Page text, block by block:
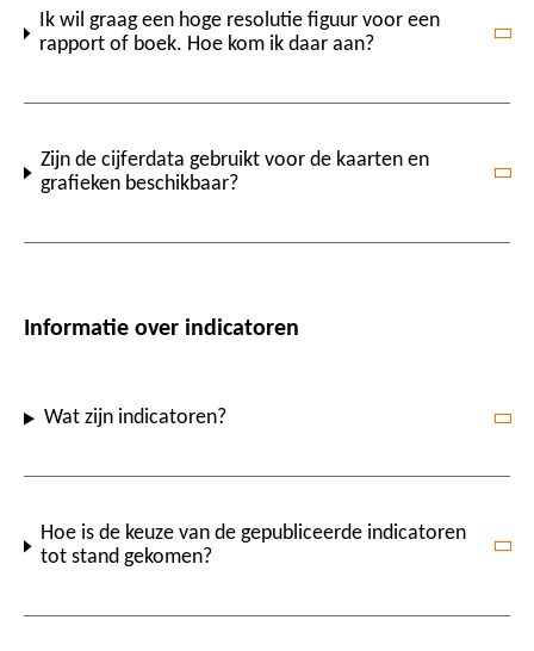
Ik wil graag een hoge resolutie figuur voor een
rapport of boek. Hoe kom ik daar aan?
Zijn de cijferdata gebruikt voor de kaarten en
grafieken beschikbaar?
Informatie over indicatoren
Wat zijn indicatoren?
Hoe is de keuze van de gepubliceerde indicatoren
tot stand gekomen?